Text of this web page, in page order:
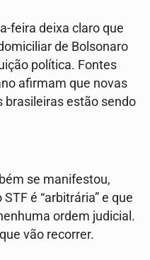
feira deixa claro que
de Bolsonaro
política. Fontes
afirmam que novas
brasileiras estão sendo
se manifestou,
é “arbitrária” e que
ordem judicial.
vão recorrer.